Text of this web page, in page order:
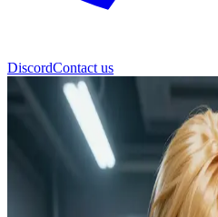
DiscordContact us